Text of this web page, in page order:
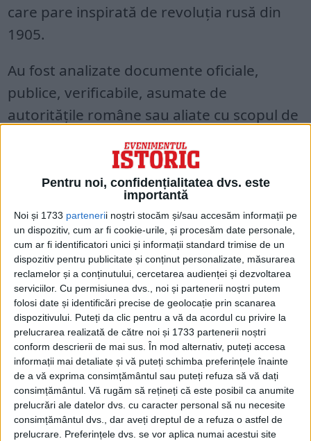
Pentru noi, confidențialitatea dvs. este
importantă
Noi și 1733 partenerii noștri stocăm și/sau accesăm informații pe
un dispozitiv, cum ar fi cookie-urile, și procesăm date personale,
cum ar fi identificatori unici și informații standard trimise de un
dispozitiv pentru publicitate și conținut personalizate, măsurarea
reclamelor și a conținutului, cercetarea audienței și dezvoltarea
serviciilor. Cu permisiunea dvs., noi și partenerii noștri putem
folosi date și identificări precise de geolocație prin scanarea
dispozitivului. Puteți da clic pentru a vă da acordul cu privire la
prelucrarea realizată de către noi și 1733 partenerii noștri
conform descrierii de mai sus. În mod alternativ, puteți accesa
informații mai detaliate și vă puteți schimba preferințele înainte
de a vă exprima consimțământul sau puteți refuza să vă dați
consimțământul. Vă rugăm să rețineți că este posibil ca anumite
prelucrări ale datelor dvs. cu caracter personal să nu necesite
consimțământul dvs., dar aveți dreptul de a refuza o astfel de
prelucrare. Preferințele dvs. se vor aplica numai acestui site
care pare inspirată de revoluția rusă din
1905.
Au fost analizate documente oficiale,
publice, verificabile, asumate de
autoritățile române sau aliate cu scopul de
în decembrie ’89. Au fost sau nu și militari
sovietici implicați în evenimentele
sângeroase care au marcat căderea
regimului Ceaușescu?
Cine au fost aceștia? Cum au acționat? Ce
dovezi mai putem găsi, azi, privind
acțiunile lor? Cum arată derularea
evenimentelor din decembrie 1989, dacă o
privim prin ochii lor? Sunt întrebări ale
căror răspunsuri le găsiți într-un material
amplu în ediția de iulie a revistei.